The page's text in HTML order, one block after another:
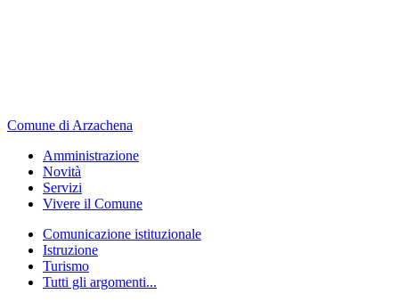
Comune di Arzachena
Amministrazione
Novità
Servizi
Vivere il Comune
Comunicazione istituzionale
Istruzione
Turismo
Tutti gli argomenti...